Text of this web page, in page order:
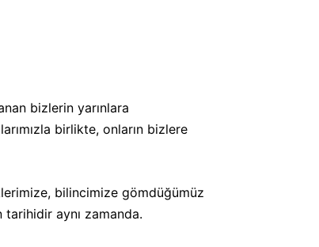
bizlerin yarınlara
birlikte, onların bizlere
bilincimize gömdüğümüz
tarihidir aynı zamanda.